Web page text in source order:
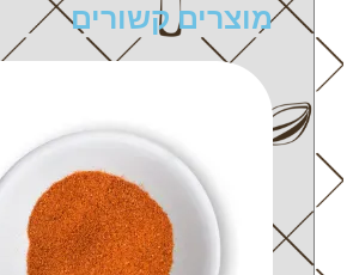
מוצרים קשורים